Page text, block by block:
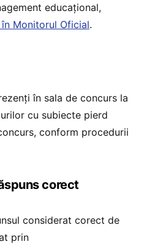
educațional,
Monitorul Oficial.
în sala de concurs la
cu subiecte pierd
conform procedurii
corect
considerat corect de
prin